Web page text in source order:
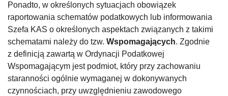
Ponadto, w określonych sytuacjach obowiązek
raportowania schematów podatkowych lub informowania
Szefa KAS o określonych aspektach związanych z takimi
schematami należy do tzw. Wspomagających. Zgodnie
z definicją zawartą w Ordynacji Podatkowej
Wspomagającym jest podmiot, który przy zachowaniu
staranności ogólnie wymaganej w dokonywanych
czynnościach, przy uwzględnieniu zawodowego